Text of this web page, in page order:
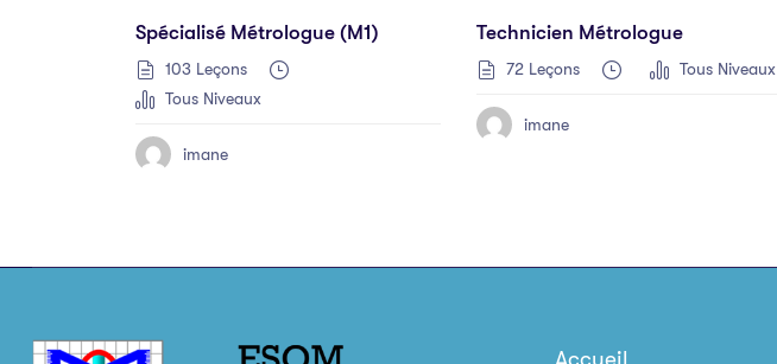
Spécialisé Métrologue (M1)
103 Leçons
Tous Niveaux
imane
Technicien Métrologue
72 Leçons Tous Niveaux
imane